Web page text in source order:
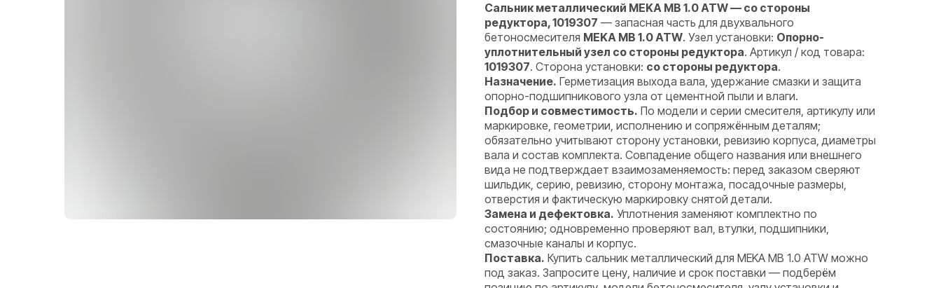
Сальник металлический MEKA MB 1.0 ATW — со стороны
редуктора, 1019307 — запасная часть для двухвального
бетоносмесителя MEKA MB 1.0 ATW. Узел установки: Опорно-
уплотнительный узел со стороны редуктора. Артикул / код товара:
1019307. Сторона установки: со стороны редуктора.
Назначение. Герметизация выхода вала, удержание смазки и защита
опорно-подшипникового узла от цементной пыли и влаги.
Подбор и совместимость. По модели и серии смесителя, артикулу или
маркировке, геометрии, исполнению и сопряжённым деталям;
обязательно учитывают сторону установки, ревизию корпуса, диаметры
вала и состав комплекта. Совпадение общего названия или внешнего
вида не подтверждает взаимозаменяемость: перед заказом сверяют
шильдик, серию, ревизию, сторону монтажа, посадочные размеры,
отверстия и фактическую маркировку снятой детали.
Замена и дефектовка. Уплотнения заменяют комплектно по
состоянию; одновременно проверяют вал, втулки, подшипники,
смазочные каналы и корпус.
Поставка. Купить сальник металлический для MEKA MB 1.0 ATW можно
под заказ. Запросите цену, наличие и срок поставки — подберём